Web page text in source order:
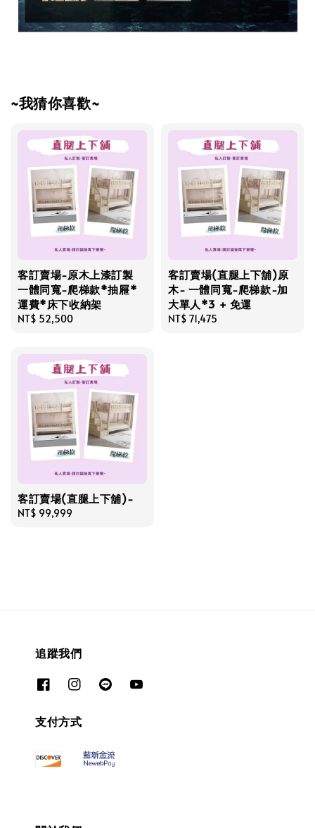
~我猜你喜歡~
客訂賣場-原木上漆訂製
一體同寬-爬梯款*抽屜*
運費*床下收納架
Regular
NT$ 52,500
客訂賣場(直腿上下舖)原
木- 一體同寬-爬梯款-加
大單人*3 + 免運
Regular
NT$ 71,475
客訂賣場(直腿上下舖)-
Regular
NT$ 99,999
追蹤我們
支付方式